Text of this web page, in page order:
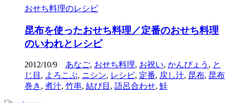
おせち料理のレシピ
昆布を使ったおせち料理／定番のおせち料理
のいわれとレシピ
2012/10/9 あなご, おせち料理, お祝い, かんぴょう , と
じ目 , よろこぶ, ニシン, レシピ, 定番, 戻し汁, 昆布, 昆布
巻き , 煮汁, 竹串, 結び目 , 語呂合わせ, 鮭